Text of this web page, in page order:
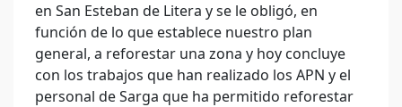
en San Esteban de Litera y se le obligó, en
función de lo que establece nuestro plan
general, a reforestar una zona y hoy concluye
con los trabajos que han realizado los APN y el
personal de Sarga que ha permitido reforestar